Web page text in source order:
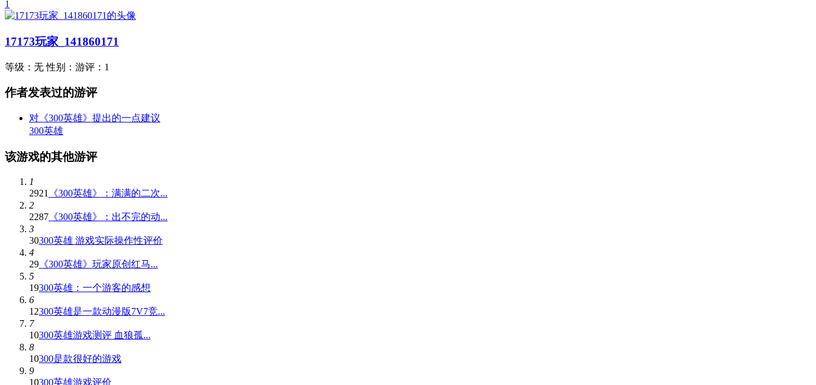
1
17173玩家_141860171
等级： 无 性别： 游评： 1
作者发表过的游评
对《300英雄》提出的一点建议
300英雄
该游戏的其他游评
1
2921
《300英雄》：满满的二次...
2
2287 《300英雄》：出不完的动...
3
30300英雄 游戏实际操作性评价
4
29 《300英雄》玩家原创红马...
5
19300英雄：一个游客的感想
6
12300英雄是一款动漫版7V7竞...
7
10300英雄游戏测评 血狼孤...
8
10300是款很好的游戏
9
10300英雄游戏评价